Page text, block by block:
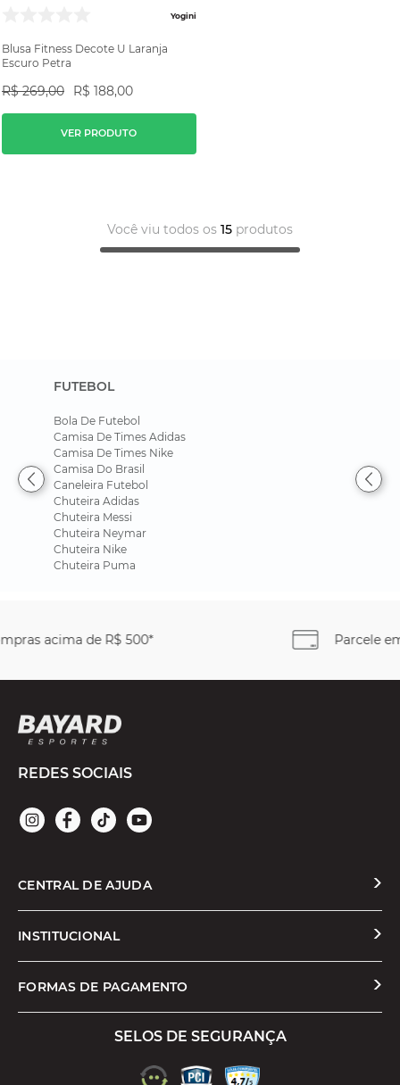
Yogini
Blusa Fitness Decote U Laranja
Escuro Petra
R$ 269,00 R$ 188,00
VER PRODUTO
Você viu todos os 15 produtos
FUTEBOL
Bola De Futebol
Camisa De Times Adidas
Camisa De Times Nike
Camisa Do Brasil
Caneleira Futebol
Chuteira Adidas
Chuteira Messi
Chuteira Neymar
Chuteira Nike
Chuteira Puma
Parcele em até 6x sem juros
REDES SOCIAIS
CENTRAL DE AJUDA
Solicitar Troca ou Devolução
Formas de Pagamento
INSTITUCIONAL
Quem Somos
FORMAS DE PAGAMENTO
SELOS DE SEGURANÇA